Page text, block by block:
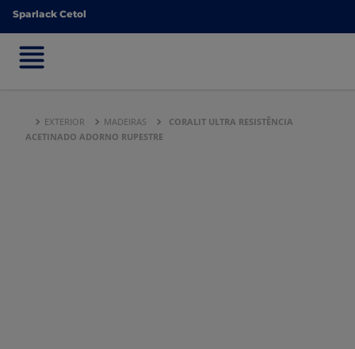
Sparlack Cetol
Sparlack Cetol
EXTERIOR MADEIRAS
CORALIT ULTRA RESISTÊNCIA
ACETINADO ADORNO RUPESTRE